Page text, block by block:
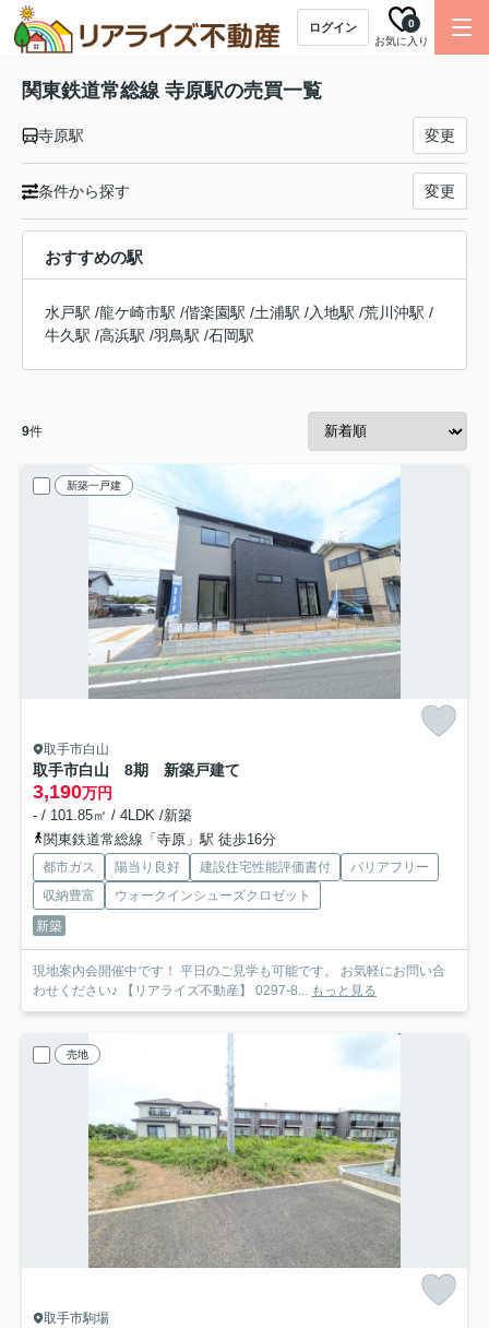
ログイン
お気に入り
0
関東鉄道常総線 寺原駅の売買一覧
寺原駅 変更
条件から探す 変更
おすすめの駅
水戸駅 /龍ケ崎市駅 /偕楽園駅 /土浦駅 /入地駅 /荒川沖駅 /
牛久駅 /高浜駅 /羽鳥駅 /石岡駅
9件
新築一戸建
取手市白山
取手市白山 8期 新築戸建て
3,190万円
- / 101.85㎡ / 4LDK /新築
関東鉄道常総線「寺原」駅 徒歩16分
都市ガス 陽当り良好 建設住宅性能評価書付
バリアフリー
収納豊富
ウォークインシューズクロゼット
新築
現地案内会開催中です！ 平日のご見学も可能です。 お気軽にお問い合
わせください♪ 【リアライズ不動産】 0297-8... もっと見る
売地
取手市駒場